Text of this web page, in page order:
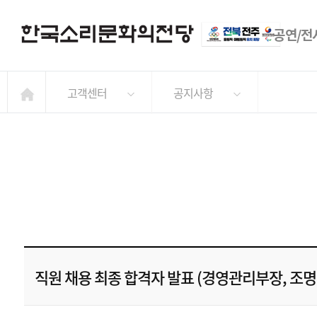
공연/전
고객센터 공지사항
직원 채용 최종 합격자 발표 (경영관리부장, 조